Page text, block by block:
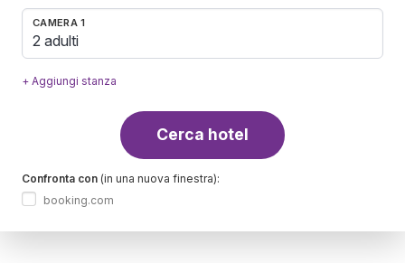
CAMERA 1
2 adulti
+ Aggiungi stanza
Cerca hotel
Confronta con (in una nuova finestra):
booking.com